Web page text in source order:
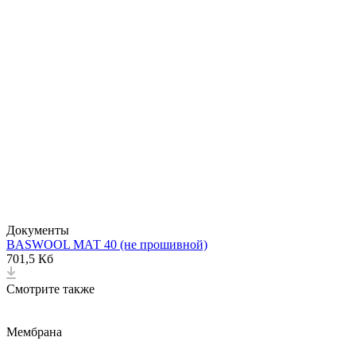
Документы
BASWOOL МАТ 40 (не прошивной)
701,5 Кб
Смотрите также
Мембрана